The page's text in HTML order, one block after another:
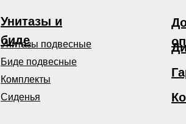
Унитазы и
биде
Унитазы подвесные
Биде подвесные
Комплекты
Сиденья